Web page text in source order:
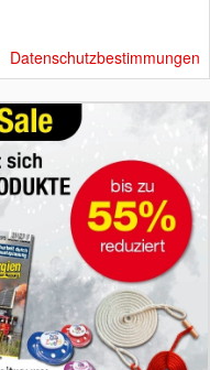
Datenschutzbestimmungen